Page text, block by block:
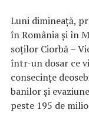
Luni dimineață,
în România și în
soților Ciorbă –
într-un dosar ce
consecințe
banilor și
peste 195 de